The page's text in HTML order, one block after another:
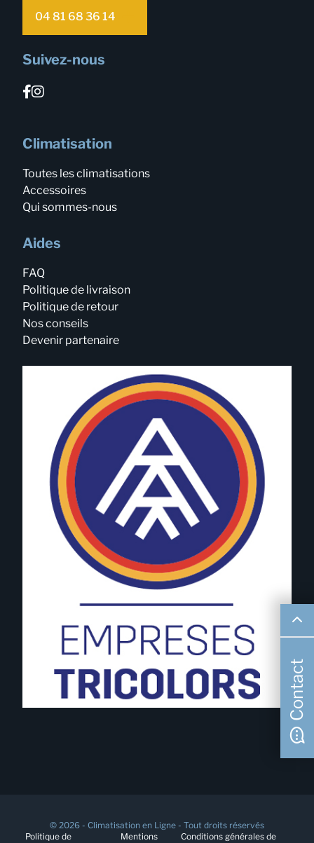
04 81 68 36 14
Suivez-nous
Climatisation
Toutes les climatisations
Accessoires
Qui sommes-nous
Aides
FAQ
Politique de livraison
Politique de retour
Nos conseils
Devenir partenaire
© 2026 - Climatisation en Ligne - Tout droits réservés
Politique de
Mentions
Conditions générales de
Contact